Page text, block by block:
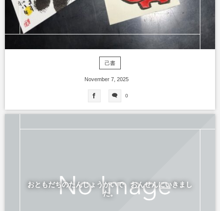
己書
November 7, 2025
0
おともだちのたんじょうかいで、おんせんにいきまし
た。